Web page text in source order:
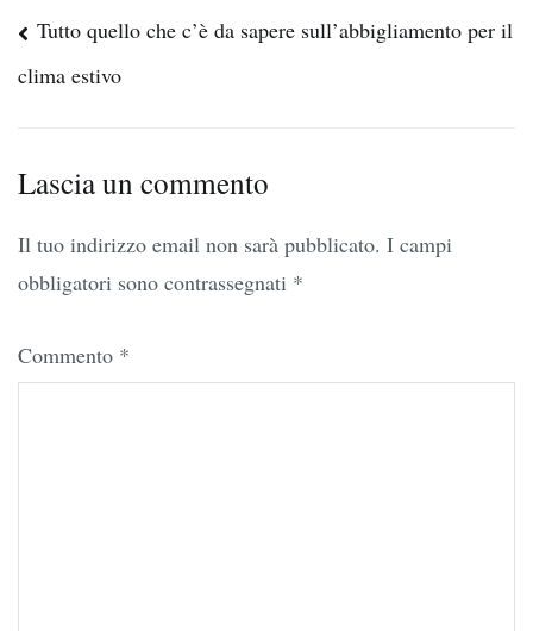
Navigazione
articoli
Tutto quello che c’è da sapere sull’abbigliamento per il
clima estivo
Lascia un commento
Il tuo indirizzo email non sarà pubblicato. I campi
obbligatori sono contrassegnati *
Commento *